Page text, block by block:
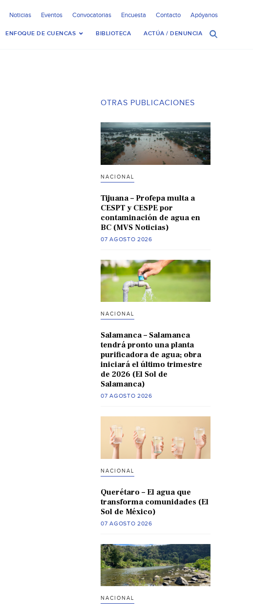
Noticias Eventos Convocatorias Encuesta Contacto Apóyanos
ENFOQUE DE CUENCAS BIBLIOTECA ACTÚA / DENUNCIA
OTRAS PUBLICACIONES
NACIONAL
Tijuana – Profepa multa a
CESPT y CESPE por
contaminación de agua en
BC (MVS Noticias)
07 AGOSTO 2026
NACIONAL
Salamanca – Salamanca
tendrá pronto una planta
purificadora de agua; obra
iniciará el último trimestre
de 2026 (El Sol de
Salamanca)
07 AGOSTO 2026
NACIONAL
Querétaro – El agua que
transforma comunidades (El
Sol de México)
07 AGOSTO 2026
NACIONAL